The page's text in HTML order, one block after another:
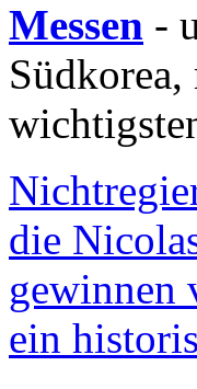
Messen -
die
gewinnen
ein